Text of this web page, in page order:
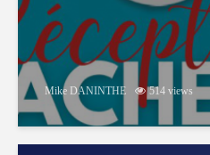
Mike DANINTHE 514 views